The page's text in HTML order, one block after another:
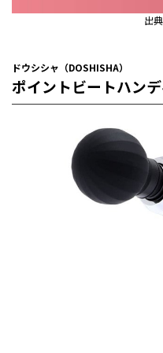
出典
ドウシシャ（DOSHISHA）
ポイントビートハンデ